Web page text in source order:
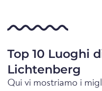
Top 10 Luoghi
Lichtenberg
Qui vi mostriamo i